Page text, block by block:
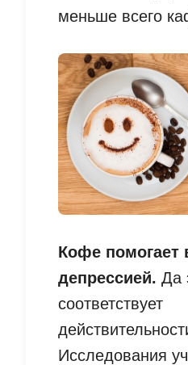
меньше всего
Кофе помогает
депрессией. Да
соответствует
Исследования